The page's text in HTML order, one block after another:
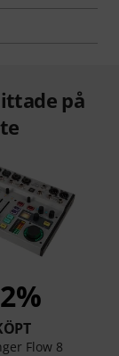
på
Flow 8